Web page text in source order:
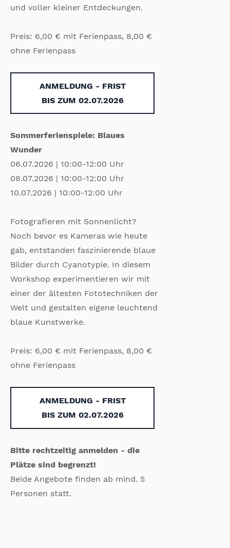
und voller kleiner Entdeckungen.
Preis: 6,00 € mit Ferienpass, 8,00 €
ohne Ferienpass
ANMELDUNG - FRIST
BIS ZUM 02.07.2026
Sommerferienspiele: Blaues
Wunder
06.07.2026 | 10:00-12:00 Uhr
08.07.2026 | 10:00-12:00 Uhr
10.07.2026 | 10:00-12:00 Uhr
Fotografieren mit Sonnenlicht?
Noch bevor es Kameras wie heute
gab, entstanden faszinierende blaue
Bilder durch Cyanotypie. In diesem
Workshop experimentieren wir mit
einer der ältesten Fototechniken der
Welt und gestalten eigene leuchtend
blaue Kunstwerke.
Preis: 6,00 € mit Ferienpass, 8,00 €
ohne Ferienpass
ANMELDUNG - FRIST
BIS ZUM 02.07.2026
Bitte rechtzeitig anmelden - die
Plätze sind begrenzt!
Beide Angebote finden ab mind. 5
Personen statt.